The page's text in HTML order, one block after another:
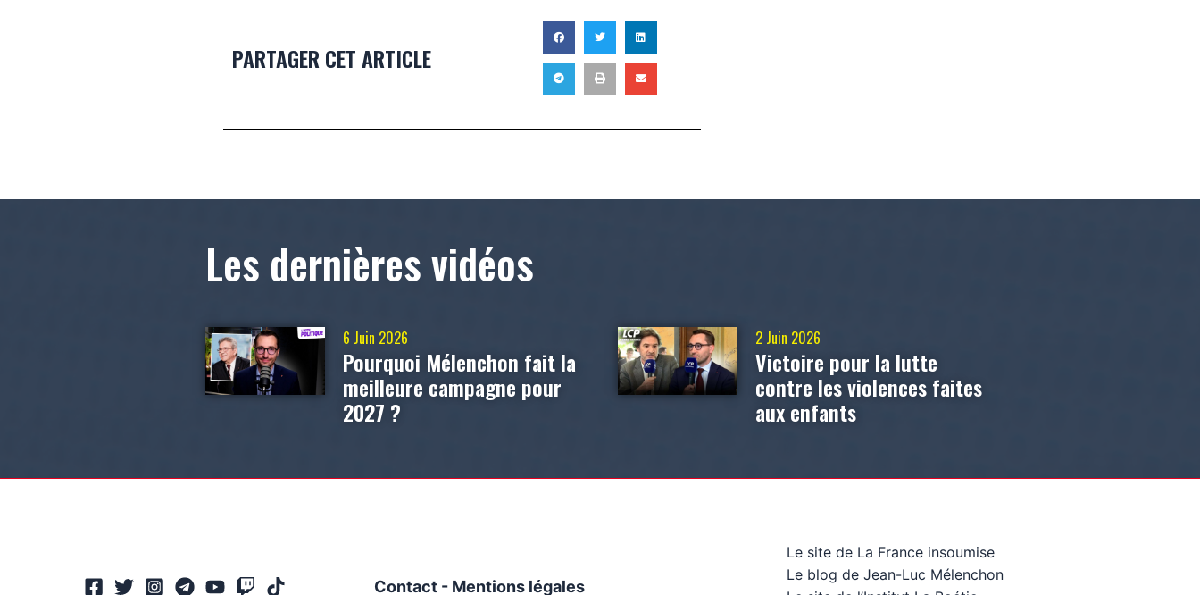
PARTAGER CET ARTICLE
Les dernières vidéos
6 Juin 2026
Pourquoi Mélenchon fait la
meilleure campagne pour
2027 ?
2 Juin 2026
Victoire pour la lutte
contre les violences faites
aux enfants
Contact - Mentions légales
Le site de La France insoumise
Le blog de Jean-Luc Mélenchon